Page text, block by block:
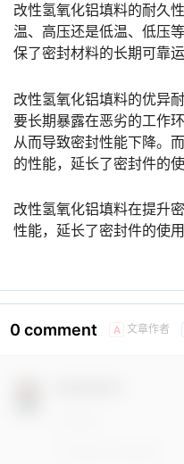
改性氢氧化铝填料的耐久
温、高压还是低温、低压
保了密封材料的长期可靠运
改性氢氧化铝填料的优异
要长期暴露在恶劣的工作
从而导致密封性能下降。
的性能，延长了密封件的使
改性氢氧化铝填料在提升
性能，延长了密封件的使
0 comment A 文章作者